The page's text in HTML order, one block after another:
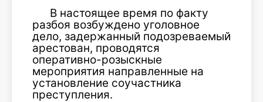
В настоящее время по факту
разбоя возбуждено уголовное
дело, задержанный подозреваемый
арестован, проводятся
оперативно-розыскные
мероприятия направленные на
установление соучастника
преступления.